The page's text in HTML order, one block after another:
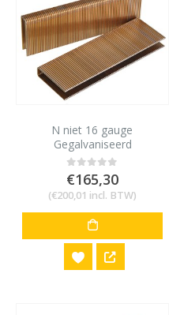
N niet 16 gauge
Gegalvaniseerd
10,6x25mm 20.000 stuks
0out of 5
€165,30
(€200,01 incl. BTW)